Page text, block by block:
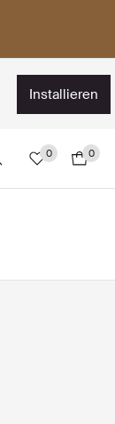
installieren
0 0